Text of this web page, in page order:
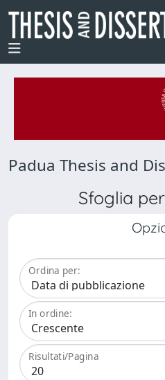
Padua Thesis and
Sfoglia
Ordina per:
In ordine:
Risultati/Pagina